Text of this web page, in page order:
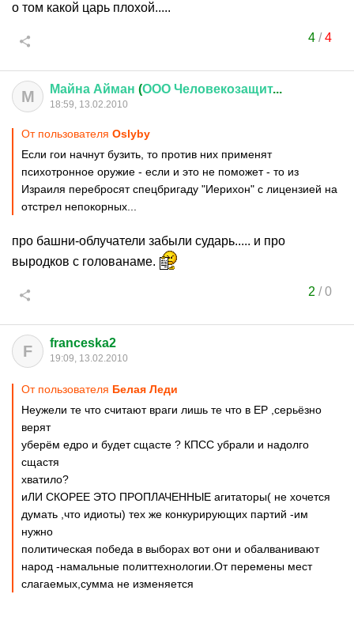
о том какой царь плохой.....
4/4
М Майна Айман (ООО Человекозащит...
18:59, 13.02.2010
От пользователя Oslyby
Если гои начнут бузить, то против них применят
психотронное оружие - если и это не поможет - то из
Израиля перебросят спецбригаду "Иерихон" с лицензией на
отстрел непокорных...
про башни-облучатели забыли сударь..... и про
выродков с голованаме.
2 /0
F franceska2
19:09, 13.02.2010
От пользователя Белая Леди
Неужели те что считают враги лишь те что в ЕР ,серьёзно
верят
уберём едро и будет сщасте ? КПСС убрали и надолго
сщастя
хватило?
иЛИ СКОРЕЕ ЭТО ПРОПЛАЧЕННЫЕ агитаторы( не хочется
думать ,что идиоты) тех же конкурирующих партий -им
нужно
политическая победа в выборах вот они и обалванивают
народ -намальные политтехнологии.От перемены мест
слагаемых,сумма не изменяется